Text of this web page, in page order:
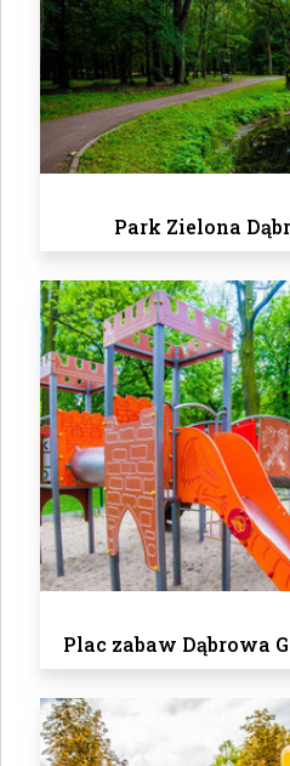
Park Zielona
Plac zabaw Dąbrowa